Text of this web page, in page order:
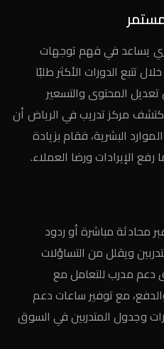
يساعد في فهم توجهات
تتبع الدورات الأكثر طلبًا
تعديل المحتوى والتسعير
مركز تدريب في الرياض أن
البشرية، فقام بزيادة
محادثة مباشرة أو ردود
ويقلل من التساؤلات
مدرب للتعامل مع
مع توفير ساعات دعم
وجدول المتدربين في السوق